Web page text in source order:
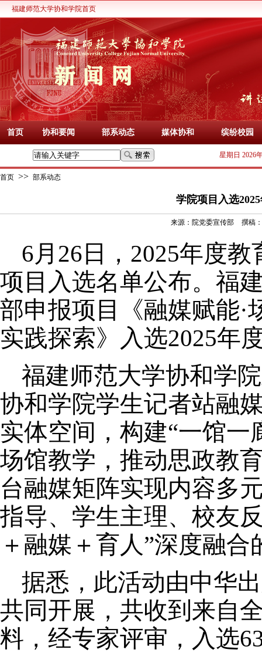
福建师范大学协和学院首页
首页 协和要闻 部系动态 媒体协和 缤纷校园
星期日 2026
首页 >> 部系动态
学院项目入选
来源： 院党委宣传部 撰稿：
6月26日，2025年度
项目入选名单公布。福
部申报项目 《融媒赋能·
实践探索》入选2025年
福建师范大学协和学
协和学院学生记者站融
实体空间， 构建“一馆一
场馆教学，推动思政教
台融媒矩阵实现内容多
指导、学生主理、校友
＋融媒＋育人”深度融
据悉，此活动由中华
共同开展，共收到来自
料，经专家评审，入选